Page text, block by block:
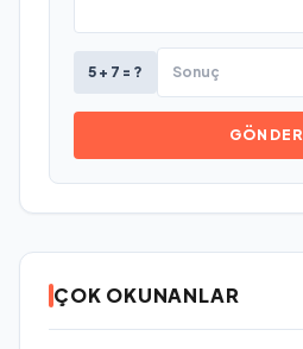
5 + 7 = ?
GÖNDER
ÇOK OKUNANLAR